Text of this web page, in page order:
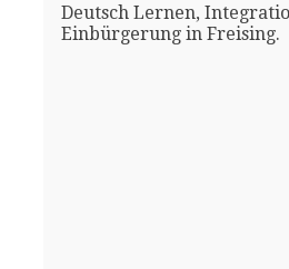
Deutsch Lernen,
Einbürgerung in Freising.